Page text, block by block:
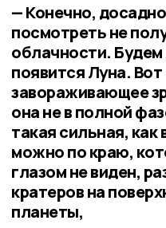
— Конечно,
посмотреть не
облачности.
появится Луна.
завораживающее
она не в полной
такая сильная, как
можно по краю,
глазом не виден,
кратеров на
планеты,